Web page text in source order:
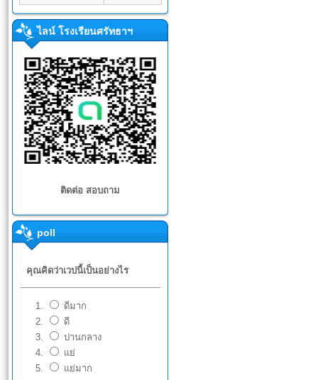
ไลน์ โรงเรียนศรัทธาฯ
ติดต่อ สอบถาม
poll
คุณคิดว่าเวปนี้เป็นอย่างไร
ดีมาก
ดี
ปานกลาง
แย่
แย่มาก